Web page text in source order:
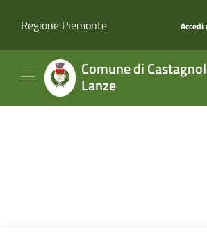
Regione Piemonte
Accedi
Comune di
Lanze